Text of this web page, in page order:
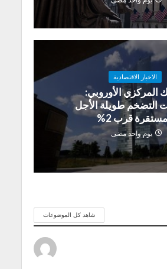
الاخبار الاقتصادية
المركزي الأوروبي:
التضخم طويلة الأجل
مستقرة قرب 2%
يوم واحد مضى
شاهد كل الموضوعات